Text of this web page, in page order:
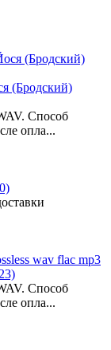
(Бродский)
Способ
опла...
Способ
опла...